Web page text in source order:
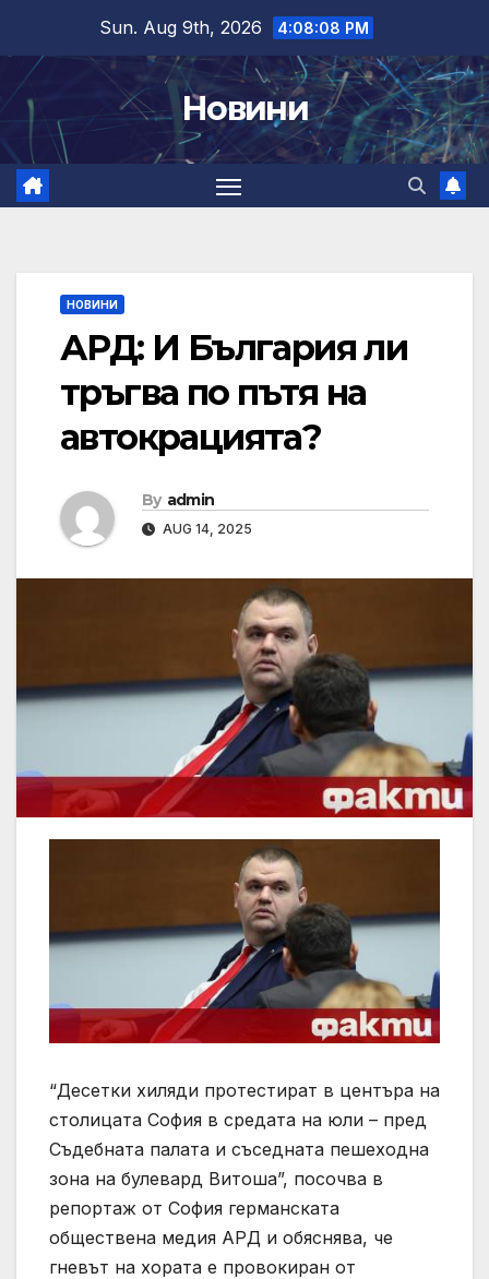
content
Sun. Aug 9th, 2026 4:08:10 PM
Новини
НОВИНИ
АРД: И България ли
тръгва по пътя на
автокрацията?
By admin
AUG 14, 2025
“Десетки хиляди протестират в центъра на
столицата София в средата на юли – пред
Съдебната палата и съседната пешеходна
зона на булевард Витоша”, посочва в
репортаж от София германската
обществена медия АРД и обяснява, че
гневът на хората е провокиран от